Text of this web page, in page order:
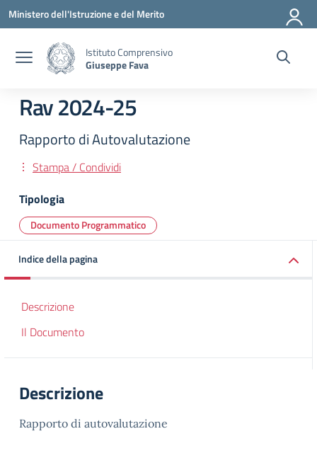
Vai ai contenuti
Vai al menu di navigazione
Vai al footer
Ministero dell'Istruzione e del Merito
Istituto Comprensivo
Giuseppe Fava
Rav 2024-25
Rapporto di Autovalutazione
Stampa / Condividi
Tipologia
Documento Programmatico
Indice della pagina
Descrizione
Il Documento
Descrizione
Rapporto di autovalutazione